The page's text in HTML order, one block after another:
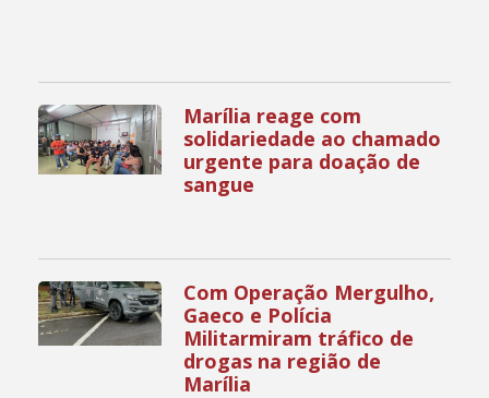
Marília reage com
solidariedade ao chamado
urgente para doação de
sangue
Com Operação Mergulho,
Gaeco e Polícia
Militarmiram tráfico de
drogas na região de
Marília